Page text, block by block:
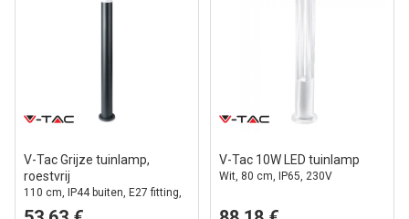
V-Tac Grijze tuinlamp,
roestvrij
110 cm, IP44 buiten, E27 fitting,
zonder lichtbron
V-Tac 10W LED tuinlamp
Wit, 80 cm, IP65, 230V